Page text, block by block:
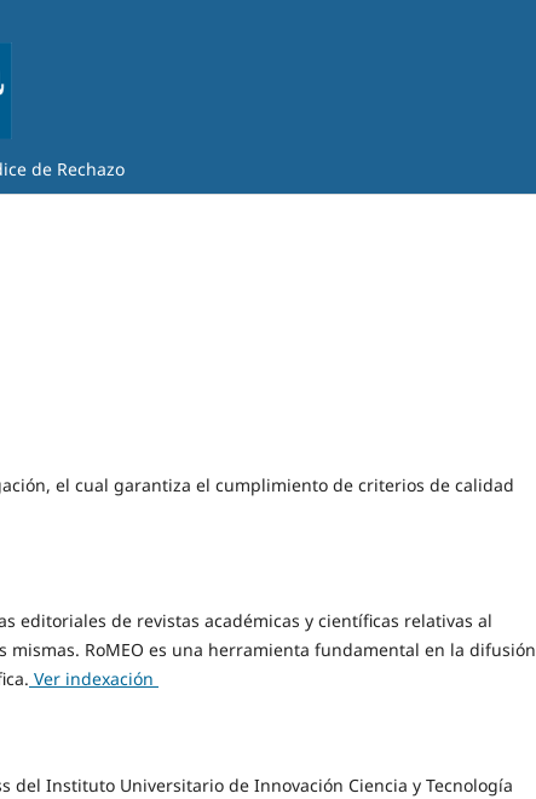
de Rechazo
el cual garantiza el cumplimiento de criterios de calidad
editoriales de revistas académicas y científicas relativas al
RoMEO es una herramienta fundamental en la difusión
Ver indexación
del Instituto Universitario de Innovación Ciencia y Tecnología